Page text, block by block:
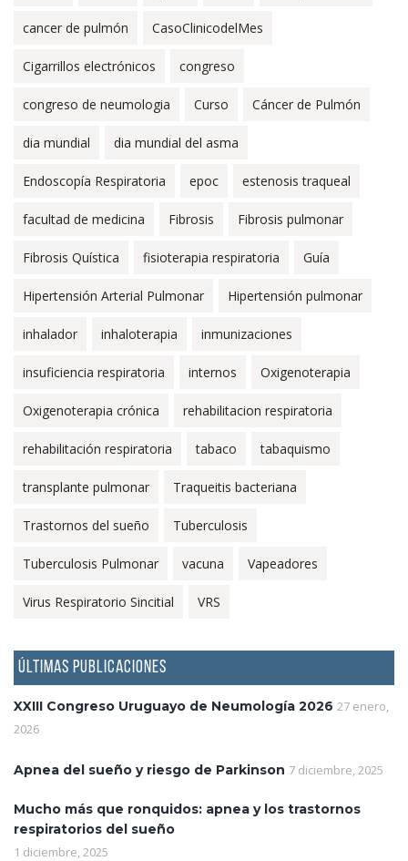
cancer de pulmón CasoClinicodelMes
Cigarrillos electrónicos congreso
congreso de neumologia Curso Cáncer de Pulmón
dia mundial dia mundial del asma
Endoscopía Respiratoria epoc estenosis traqueal
facultad de medicina Fibrosis Fibrosis pulmonar
Fibrosis Quística fisioterapia respiratoria Guía
Hipertensión Arterial Pulmonar Hipertensión pulmonar
inhalador inhaloterapia inmunizaciones
insuficiencia respiratoria internos Oxigenoterapia
Oxigenoterapia crónica rehabilitacion respiratoria
rehabilitación respiratoria tabaco tabaquismo
transplante pulmonar Traqueitis bacteriana
Trastornos del sueño Tuberculosis
Tuberculosis Pulmonar vacuna Vapeadores
Virus Respiratorio Sincitial VRS
ÚLTIMAS PUBLICACIONES
XXIII Congreso Uruguayo de Neumología 2026 27 enero,
2026
Apnea del sueño y riesgo de Parkinson 7 diciembre, 2025
Mucho más que ronquidos: apnea y los trastornos
respiratorios del sueño
1 diciembre, 2025